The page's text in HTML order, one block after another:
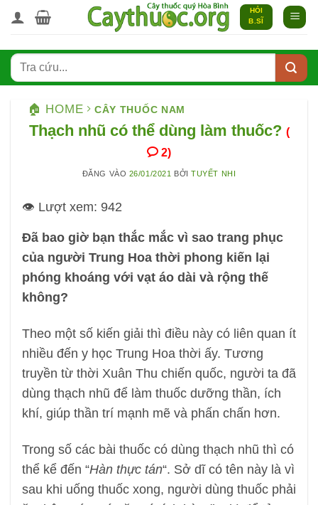
qua
dung
HỎI
B.SĨ
🏠 HOME CÂY THUỐC NAM
Thạch nhũ có thể dùng làm thuốc? (
2)
ĐĂNG VÀO 26/01/2021 BỞITUYẾT NHI
👁️ Lượt xem: 942
Đã bao giờ bạn thắc mắc vì sao trang phục
của người Trung Hoa thời phong kiến lại
phóng khoáng với vạt áo dài và rộng thế
không?
Theo một số kiến giải thì điều này có liên quan ít
nhiều đến y học Trung Hoa thời ấy. Tương
truyền từ thời Xuân Thu chiến quốc, người ta đã
dùng thạch nhũ để làm thuốc dưỡng thần, ích
khí, giúp thần trí mạnh mẽ và phấn chấn hơn.
Trong số các bài thuốc có dùng thạch nhũ thì có
thể kể đến “Hàn thực tán“. Sở dĩ có tên này là vì
sau khi uống thuốc xong, người dùng thuốc phải